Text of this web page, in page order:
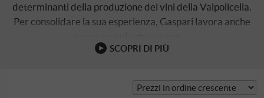
determinanti della produzione dei vini della Valpolicella.
Per consolidare la sua esperienza, Gaspari lavora anche
SCOPRI DI PIÙ